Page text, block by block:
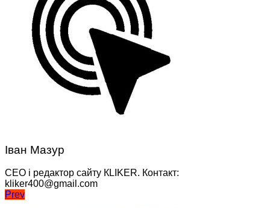
Іван Мазур
CEO і редактор сайту КLIKER. Контакт:
kliker400@gmail.com
Навігація
Prev